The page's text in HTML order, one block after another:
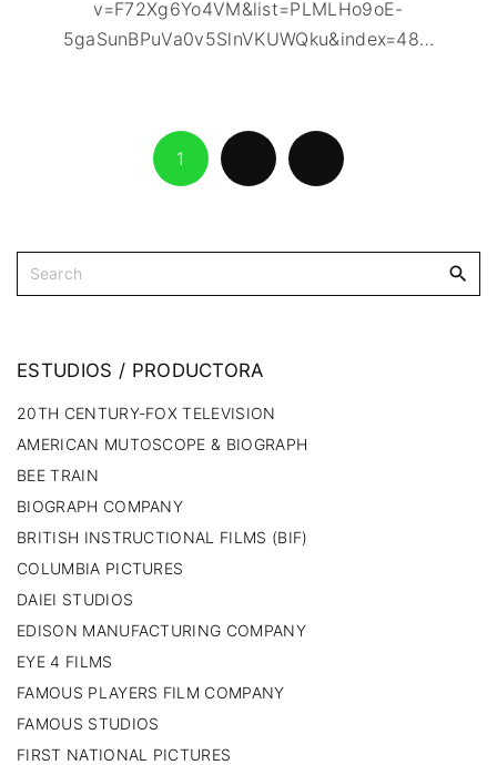
v=F72Xg6Yo4VM&list=PLMLHo9oE-
5gaSunBPuVa0v5SlnVKUWQku&index=48…
1
ESTUDIOS / PRODUCTORA
20TH CENTURY-FOX TELEVISION
AMERICAN MUTOSCOPE & BIOGRAPH
BEE TRAIN
BIOGRAPH COMPANY
BRITISH INSTRUCTIONAL FILMS (BIF)
COLUMBIA PICTURES
DAIEI STUDIOS
EDISON MANUFACTURING COMPANY
EYE 4 FILMS
FAMOUS PLAYERS FILM COMPANY
FAMOUS STUDIOS
FIRST NATIONAL PICTURES